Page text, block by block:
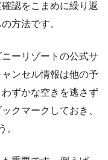
認をこまめに繰り返
方法です。
ーリゾートの公式サ
ンセル情報は他の予
ずかな空きを逃さず
クマークしておき、
。